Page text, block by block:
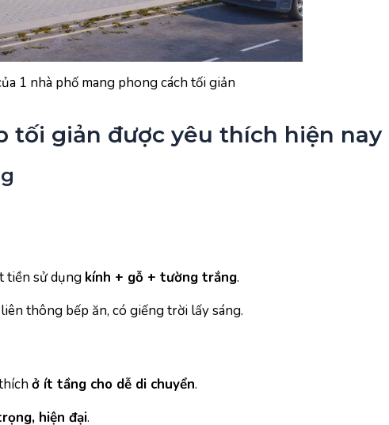
1 nhà phố mang phong cách tối giản
tối giản được yêu thích hiện nay
tiền sử dụng kính + gỗ + tường trắng.
thông bếp ăn, có giếng trời lấy sáng.
ở ít tầng cho dễ di chuyển.
hiện đại.